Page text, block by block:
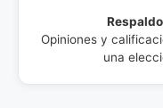
Opiniones y
una